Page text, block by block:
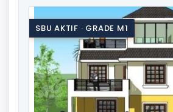
SBU AKTIF · GRADE M1